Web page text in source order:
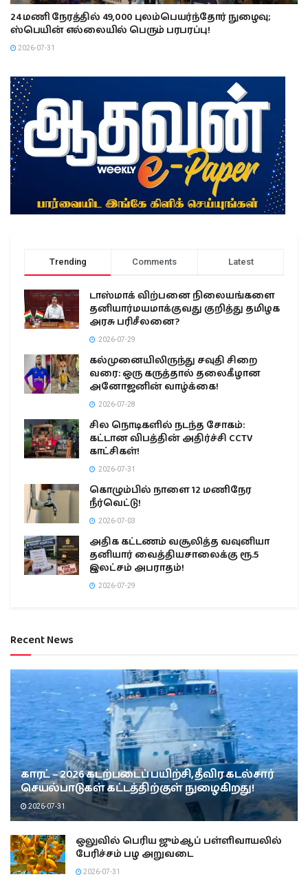
24 மணி நேரத்தில் 49,000 புலம்பெயர்ந்தோர் நுழைவு;
ஸ்பெயின் எல்லையில் பெரும் பரபரப்பு!
2026-07-31
Trending Comments Latest
டாஸ்மாக் விற்பனை நிலையங்களை
தனியார்மயமாக்குவது குறித்து தமிழக
அரசு பரிசீலனை?
2026-07-29
கல்முனையிலிருந்து சவுதி சிறை
வரை: ஒரு கருத்தால் தலைகீழான
அனோஜனின் வாழ்க்கை!
2026-07-28
சில நொடிகளில் நடந்த சோகம்:
கட்டான விபத்தின் அதிர்ச்சி CCTV
காட்சிகள்!
2026-07-31
கொழும்பில் நாளை 12 மணிநேர
நீர்வெட்டு!
2026-07-03
அதிக கட்டணம் வசூலித்த வவுனியா
தனியார் வைத்தியசாலைக்கு ரூ.5
இலட்சம் அபராதம்!
2026-07-29
Recent News
காரட் – 2026 கடற்படைப் பயிற்சி, தீவிர கடல்சார்
செயல்பாடுகள் கட்டத்திற்குள் நுழைகிறது!
2026-07-31
ஒலுவில் பெரிய ஜும்ஆப் பள்ளிவாயலில்
பேரிச்சம் பழ அறுவடை
2026-07-31